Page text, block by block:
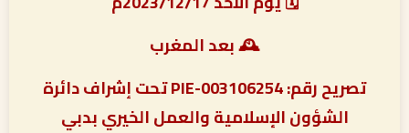
🕰 بعد المغرب
تصريح رقم: PIE-003106254 تحت إشراف دائرة
الشؤون الإسلامية والعمل الخيري بدبي